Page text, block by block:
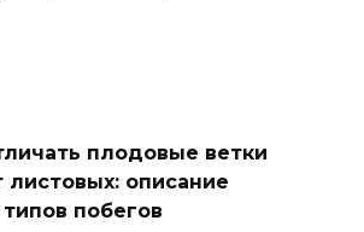
плодовые ветки
листовых: описание
побегов